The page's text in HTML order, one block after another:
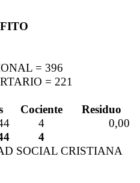
= 396
= 221
Cociente Residuo
4 0,00
4
SOCIAL CRISTIANA